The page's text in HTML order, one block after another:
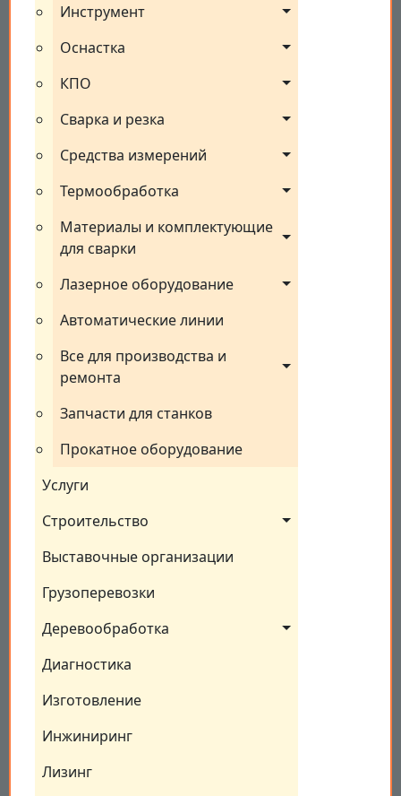
Инструмент
Оснастка
КПО
Сварка и резка
Средства измерений
Термообработка
Материалы и комплектующие
для сварки
Лазерное оборудование
Автоматические линии
Все для производства и
ремонта
Запчасти для станков
Прокатное оборудование
Услуги
Строительство
Выставочные организации
Грузоперевозки
Деревообработка
Диагностика
Изготовление
Инжиниринг
Лизинг